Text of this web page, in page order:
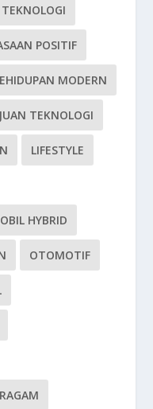
POSITIF
MODERN
TEKNOLOGI
LIFESTYLE
HYBRID
OTOMOTIF
RAGAM